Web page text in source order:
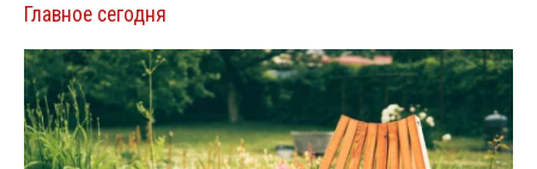
Главное сегодня